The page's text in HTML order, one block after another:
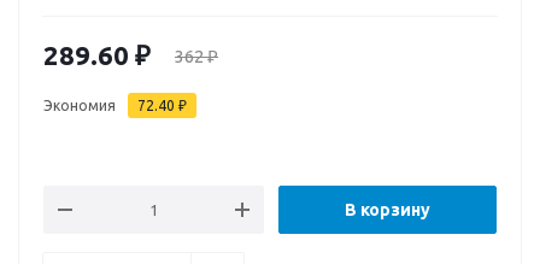
289.60 ₽ 362₽
Экономия 72.40 ₽
В корзину